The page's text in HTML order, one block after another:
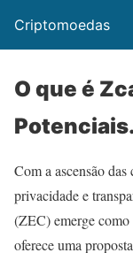
Criptomoedas
O que é
Com a ascensão
privacidade e
(ZEC) emerge
oferece uma